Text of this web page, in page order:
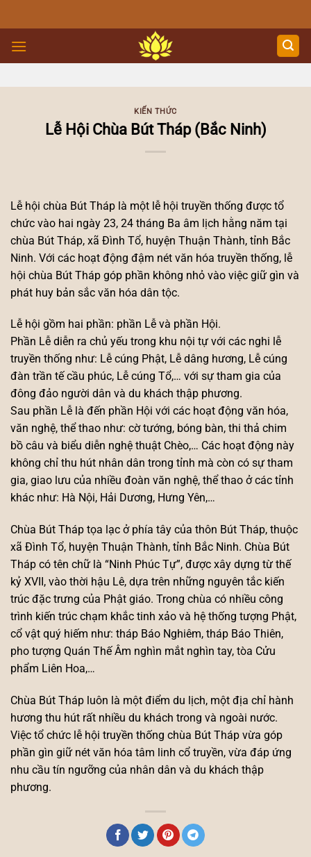
to
content
KIẾN THỨC
Lễ Hội Chùa Bút Tháp (Bắc Ninh)
Lễ hội chùa Bút Tháp là một lễ hội truyền thống được tổ
chức vào hai ngày 23, 24 tháng Ba âm lịch hằng năm tại
chùa Bút Tháp, xã Đình Tổ, huyện Thuận Thành, tỉnh Bắc
Ninh. Với các hoạt động đậm nét văn hóa truyền thống, lễ
hội chùa Bút Tháp góp phần không nhỏ vào việc giữ gìn và
phát huy bản sắc văn hóa dân tộc.
Lễ hội gồm hai phần: phần Lễ và phần Hội.
Phần Lễ diễn ra chủ yếu trong khu nội tự với các nghi lễ
truyền thống như: Lễ cúng Phật, Lễ dâng hương, Lễ cúng
đàn trần tế cầu phúc, Lễ cúng Tổ,… với sự tham gia của
đông đảo người dân và du khách thập phương.
Sau phần Lễ là đến phần Hội với các hoạt động văn hóa,
văn nghệ, thể thao như: cờ tướng, bóng bàn, thi thả chim
bồ câu và biểu diễn nghệ thuật Chèo,… Các hoạt động này
không chỉ thu hút nhân dân trong tỉnh mà còn có sự tham
gia, giao lưu của nhiều đoàn văn nghệ, thể thao ở các tỉnh
khác như: Hà Nội, Hải Dương, Hưng Yên,…
Chùa Bút Tháp tọa lạc ở phía tây của thôn Bút Tháp, thuộc
xã Đình Tổ, huyện Thuận Thành, tỉnh Bắc Ninh. Chùa Bút
Tháp có tên chữ là “Ninh Phúc Tự”, được xây dựng từ thế
kỷ XVII, vào thời hậu Lê, dựa trên những nguyên tắc kiến
trúc đặc trưng của Phật giáo. Trong chùa có nhiều công
trình kiến trúc chạm khắc tinh xảo và hệ thống tượng Phật,
cổ vật quý hiếm như: tháp Báo Nghiêm, tháp Báo Thiên,
pho tượng Quán Thế Âm nghìn mắt nghìn tay, tòa Cửu
phẩm Liên Hoa,…
Chùa Bút Tháp luôn là một điểm du lịch, một địa chỉ hành
hương thu hút rất nhiều du khách trong và ngoài nước.
Việc tổ chức lễ hội truyền thống chùa Bút Tháp vừa góp
phần gìn giữ nét văn hóa tâm linh cổ truyền, vừa đáp ứng
nhu cầu tín ngưỡng của nhân dân và du khách thập
phương.